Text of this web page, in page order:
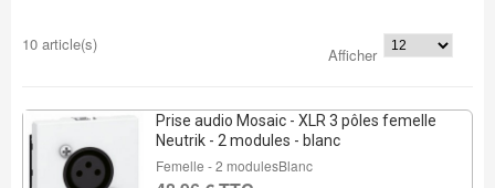
10 article(s)
Afficher
Prise audio Mosaic - XLR 3 pôles femelle
Neutrik - 2 modules - blanc
Femelle - 2 modulesBlanc